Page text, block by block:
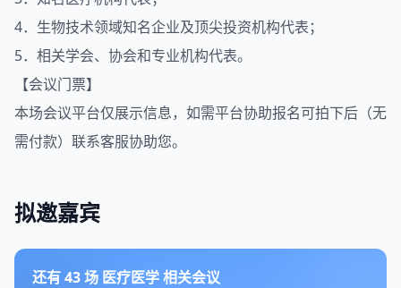
4．生物技术领域知名企业及顶尖投资机构代表；
5．相关学会、协会和专业机构代表。
【会议门票】
本场会议平台仅展示信息，如需平台协助报名可拍下后（无
需付款）联系客服协助您。
拟邀嘉宾
还有43场 医疗医学相关会议